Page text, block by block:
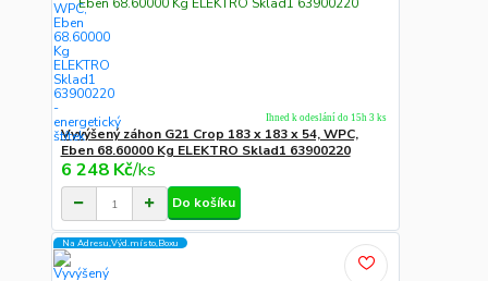
Vyvýšený záhon G21 Crop 183 x 183 x 54, WPC,
Eben 68.60000 Kg ELEKTRO Sklad1 63900220
6 248 Kč/ks
Ihned k odeslání do 15h 3 ks
Do košíku
Na Adresu,Výd.místo,Boxu